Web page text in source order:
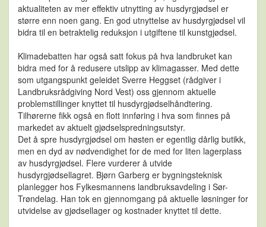
aktualiteten av mer effektiv utnytting av husdyrgjødsel er
større enn noen gang. En god utnyttelse av husdyrgjødsel vil
bidra til en betraktelig reduksjon i utgiftene til kunstgjødsel.
Klimadebatten har også satt fokus på hva landbruket kan
bidra med for å redusere utslipp av klimagasser. Med dette
som utgangspunkt geleidet Sverre Heggset (rådgiver i
Landbruksrådgiving Nord Vest) oss gjennom aktuelle
problemstillinger knyttet til husdyrgjødselhåndtering.
Tilhørerne fikk også en flott innføring i hva som finnes på
markedet av aktuelt gjødselspredningsutstyr.
Det å spre husdyrgjødsel om høsten er egentlig dårlig butikk,
men en dyd av nødvendighet for de med for liten lagerplass
av husdyrgjødsel. Flere vurderer å utvide
husdyrgjødsellagret. Bjørn Garberg er bygningsteknisk
planlegger hos Fylkesmannens landbruksavdeling i Sør-
Trøndelag. Han tok en gjennomgang på aktuelle løsninger for
utvidelse av gjødsellager og kostnader knyttet til dette.